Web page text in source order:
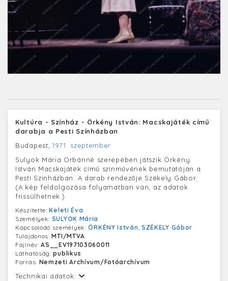
Kultúra - Színház - Örkény István: Macskajáték című
darabja a Pesti Színházban
Budapest, 1971. szeptember
Sulyok Mária Orbánné szerepében játszik Örkény
István Macskajáték című színművének bemutatóján a
Pesti Színházban. A darab rendezője Székely Gábor.
(A kép feldolgozása folyamatban van, az adatok
frissülhetnek.)
Készítette:Keleti Éva
Személyek: SULYOK Mária
Kapcsolódó személyek:ÖRKÉNY István SZÉKELY Gábor
Tulajdonos:MTI/MTVA
Fájlnév:AS__EV197103060011
Láthatóság:publikus
Forrás: Nemzeti Archívum/Fotóarchívum
Technikai adatok: